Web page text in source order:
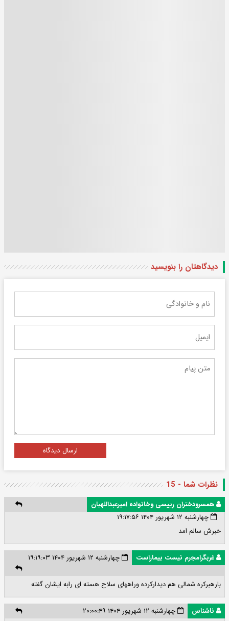
دیدگاهتان را بنویسید
ارسال دیدگاه
نظرات شما - 15
همسرودختران رییسی وخانواده امیرعبداللهیان
چهارشنبه ۱۲ شهریور ۱۴۰۴ ۱۹:۱۷:۵۶
خبرش سالم امد
غربگرامجرم نیست بیماراست چهارشنبه ۱۲ شهریور ۱۴۰۴ ۱۹:۱۹:۰۳
بارهبرکره شمالی هم دیدارکرده وراههای سلاح هسته ای رابه ایشان گفته
ناشناس
چهارشنبه ۱۲ شهریور ۱۴۰۴ ۲۰:۰۰:۴۹